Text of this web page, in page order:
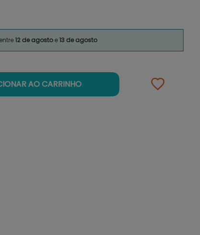
12 de agostoe13 de agosto
AO CARRINHO